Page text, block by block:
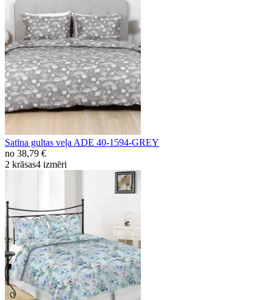
Satīna gultas veļa ADE 40-1594-GREY
no 38,79 €
2 krāsas4 izmēri